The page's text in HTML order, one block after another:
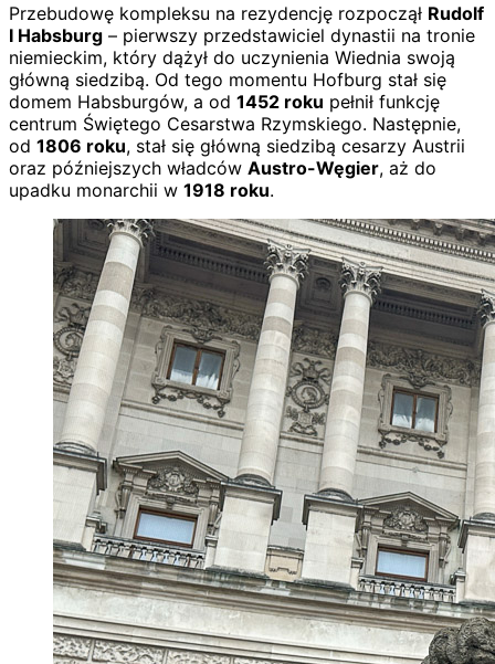
Przebudowę kompleksu na rezydencję rozpoczął Rudolf
I Habsburg – pierwszy przedstawiciel dynastii na tronie
niemieckim, który dążył do uczynienia Wiednia swoją
główną siedzibą. Od tego momentu Hofburg stał się
domem Habsburgów, a od 1452 roku pełnił funkcję
centrum Świętego Cesarstwa Rzymskiego. Następnie,
od 1806 roku, stał się główną siedzibą cesarzy Austrii
oraz późniejszych władców Austro-Węgier, aż do
upadku monarchii w 1918 roku.